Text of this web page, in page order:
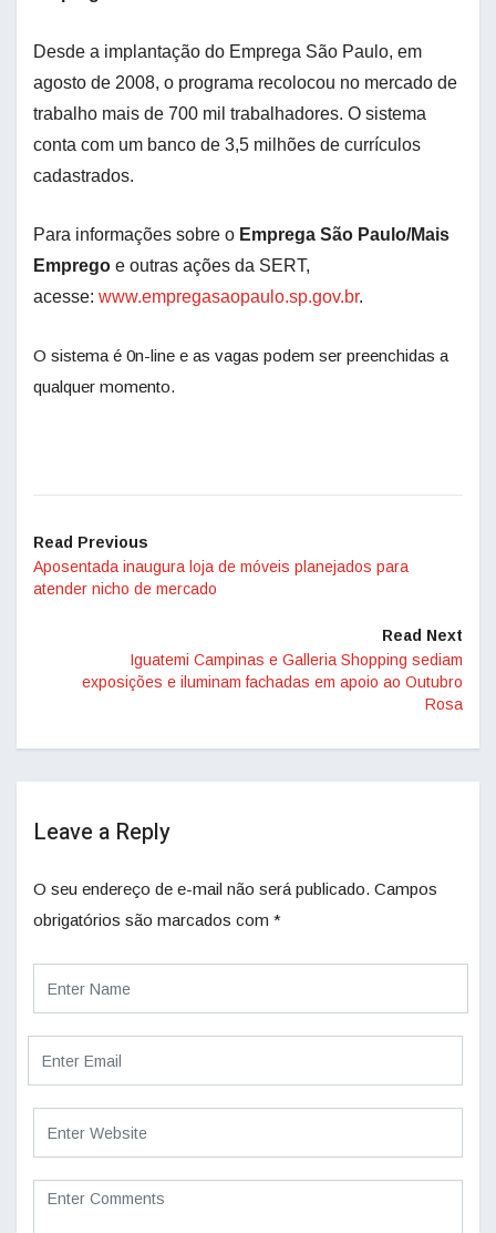
Desde a implantação do Emprega São Paulo, em
agosto de 2008, o programa recolocou no mercado de
trabalho mais de 700 mil trabalhadores. O sistema
conta com um banco de 3,5 milhões de currículos
cadastrados.
Para informações sobre o Emprega São Paulo/Mais
Emprego e outras ações da SERT,
acesse: www.empregasaopaulo.sp.gov.br.
O sistema é 0n-line e as vagas podem ser preenchidas a
qualquer momento.
Read Previous
Aposentada inaugura loja de móveis planejados para
atender nicho de mercado
Read Next
Iguatemi Campinas e Galleria Shopping sediam
exposições e iluminam fachadas em apoio ao Outubro
Rosa
Leave a Reply
O seu endereço de e-mail não será publicado. Campos
obrigatórios são marcados com *